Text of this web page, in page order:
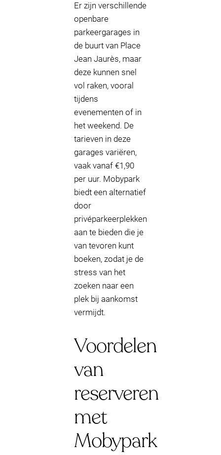
Er zijn verschillende
openbare
parkeergarages in
de buurt van Place
Jean Jaurès, maar
deze kunnen snel
vol raken, vooral
tijdens
evenementen of in
het weekend. De
tarieven in deze
garages variëren,
vaak vanaf €1,90
per uur. Mobypark
biedt een alternatief
door
privéparkeerplekken
aan te bieden die je
van tevoren kunt
boeken, zodat je de
stress van het
zoeken naar een
plek bij aankomst
vermijdt.
Voordelen
van
reserveren
met
Mobypark